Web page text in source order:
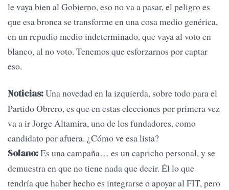
le vaya bien al Gobierno, eso no va a pasar, el peligro es
que esa bronca se transforme en una cosa medio genérica,
en un repudio medio indeterminado, que vaya al voto en
blanco, al no voto. Tenemos que esforzarnos por captar
eso.
Noticias:Una novedad en la izquierda, sobre todo para el
Partido Obrero, es que en estas elecciones por primera vez
va a ir Jorge Altamira, uno de los fundadores, como
candidato por afuera. ¿Cómo ve esa lista?
Solano:Es una campaña… es un capricho personal, y se
demuestra en que no tiene nada que decir. Él lo que
tendría que haber hecho es integrarse o apoyar al FIT, pero